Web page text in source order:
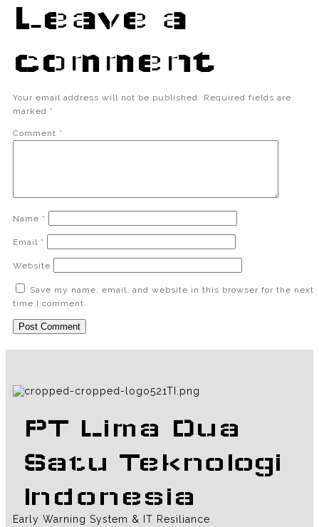
Leave a
comment
Your email address will not be published. Required fields are
marked *
Comment *
Name *
Email *
Website
Save my name, email, and website in this browser for the next
time I comment.
PT Lima Dua
Satu Teknologi
Indonesia
Early Warning System & IT Resiliance